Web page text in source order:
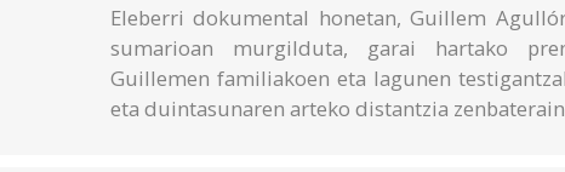
Eleberri dokumental honetan, Guillem
sumarioan murgilduta, garai hartako
Guillemen familiakoen eta lagunen
eta duintasunaren arteko distantzia